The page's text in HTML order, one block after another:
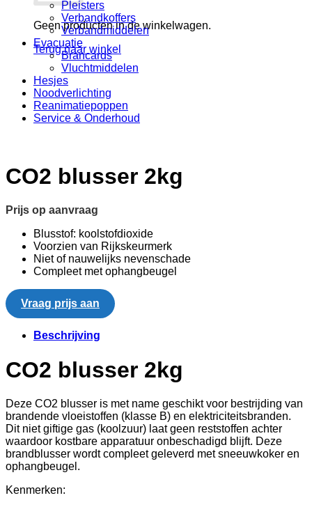
Geen producten in de winkelwagen.
Terug naar winkel
Pleisters
Verbandkoffers
Verbandmiddelen
Evacuatie
Brancards
Vluchtmiddelen
Hesjes
Noodverlichting
Reanimatiepoppen
Service & Onderhoud
CO2 blusser 2kg
Prijs op aanvraag
Blusstof: koolstofdioxide
Voorzien van Rijkskeurmerk
Niet of nauwelijks nevenschade
Compleet met ophangbeugel
Vraag prijs aan
Beschrijving
CO2 blusser 2kg
Deze CO2 blusser is met name geschikt voor bestrijding van
brandende vloeistoffen (klasse B) en elektriciteitsbranden.
Dit niet giftige gas (koolzuur) laat geen reststoffen achter
waardoor kostbare apparatuur onbeschadigd blijft. Deze
brandblusser wordt compleet geleverd met sneeuwkoker en
ophangbeugel.
Kenmerken: